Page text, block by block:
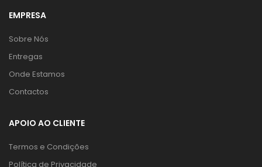
EMPRESA
Sobre Nós
Entregas
Onde Estamos
Contactos
APOIO AO CLIENTE
Termos e Condições
Política de Privacidade